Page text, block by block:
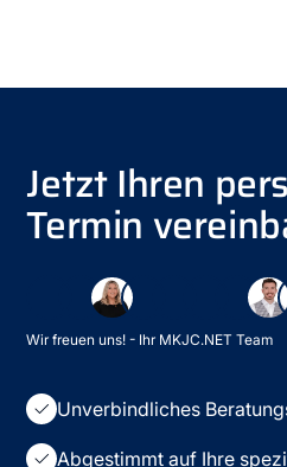
Jetzt Ihren
Termin
Wir freuen uns! - Ihr MKJC.NET Team
Unverbindliches
Abgestimmt auf Ihre